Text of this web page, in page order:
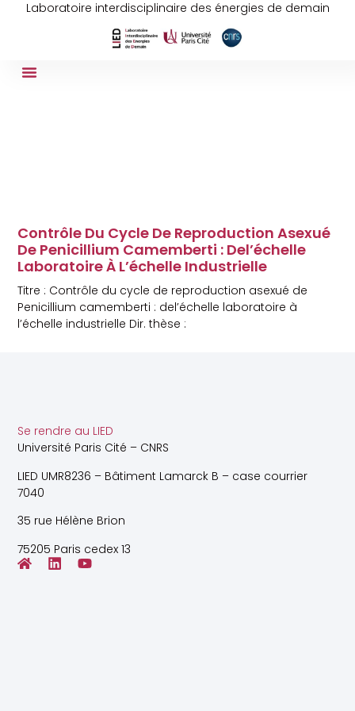
Laboratoire interdisciplinaire des énergies de demain
Contrôle Du Cycle De Reproduction Asexué
De Penicillium Camemberti : Del’échelle
Laboratoire À L’échelle Industrielle
Titre : Contrôle du cycle de reproduction asexué de
Penicillium camemberti : del’échelle laboratoire à
l’échelle industrielle Dir. thèse :
Se rendre au LIED
Université Paris Cité – CNRS
LIED UMR8236 – Bâtiment Lamarck B – case courrier
7040
35 rue Hélène Brion
75205 Paris cedex 13